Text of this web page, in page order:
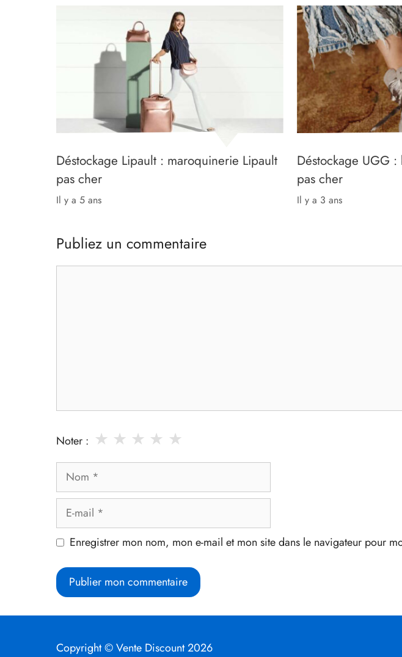
Déstockage Lipault : maroquinerie Lipault
pas cher
il y a 5 ans
Déstockage UGG
pas cher
il y a 3 ans
Publiez un commentaire
Noter : ★
★
★
★
★
Nom
Enregistrer mon nom, mon e-mail et mon site dans le navigateur pour
Copyright © Vente Discount 2026